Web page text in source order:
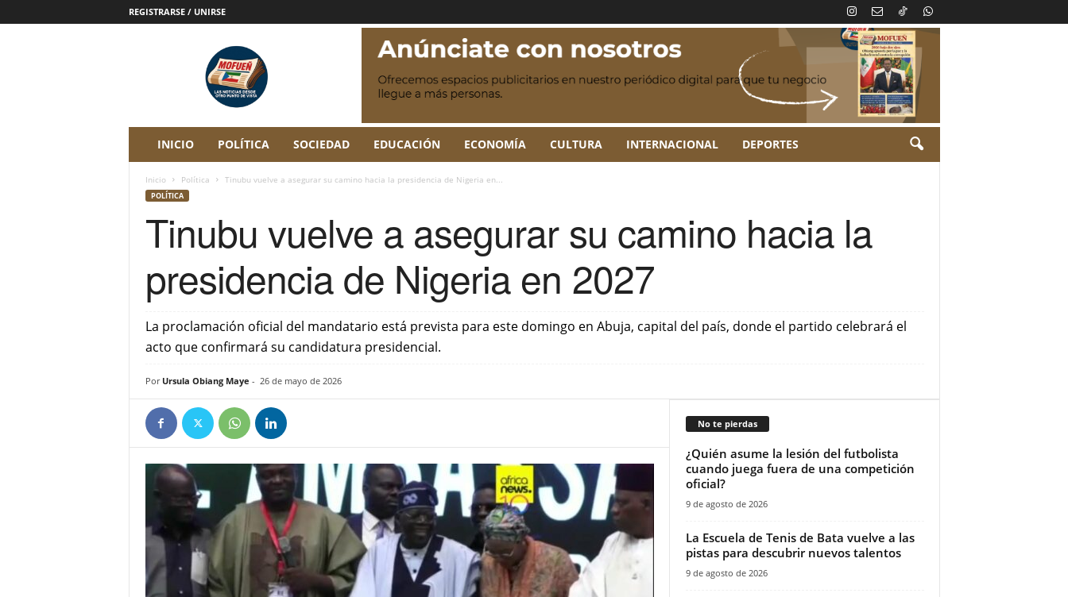
REGISTRARSE / UNIRSE
INICIO POLÍTICA SOCIEDAD EDUCACIÓN ECONOMÍA CULTURA INTERNACIONAL DEPORTES
Inicio Política Tinubu vuelve a asegurar su camino hacia la presidencia de Nigeria en...
POLÍTICA
Tinubu vuelve a asegurar su camino hacia la
presidencia de Nigeria en 2027
La proclamación oficial del mandatario está prevista para este domingo en Abuja, capital del país, donde el partido celebrará el
acto que confirmará su candidatura presidencial.
Por Ursula Obiang Maye - 26 de mayo de 2026
No te pierdas
¿Quién asume la lesión del futbolista
cuando juega fuera de una competición
oficial?
9 de agosto de 2026
La Escuela de Tenis de Bata vuelve a las
pistas para descubrir nuevos talentos
9 de agosto de 2026